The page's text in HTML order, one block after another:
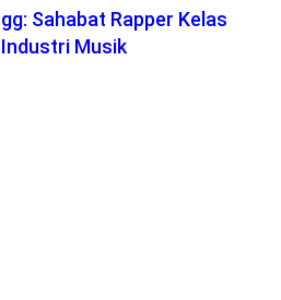
Sahabat Rapper Kelas
Musik